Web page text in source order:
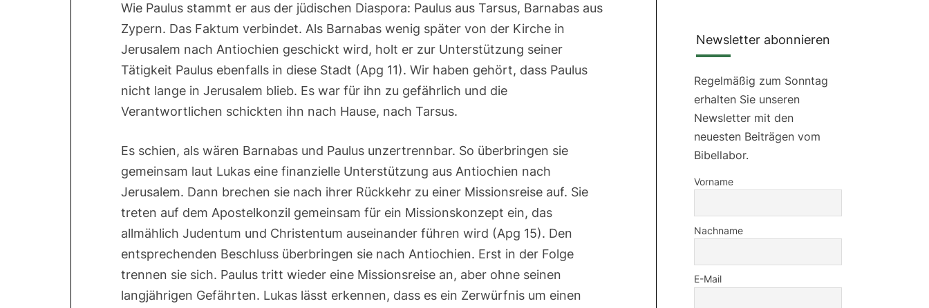
Wie Paulus stammt er aus der jüdischen Diaspora: Paulus aus Tarsus, Barnabas aus
Zypern. Das Faktum verbindet. Als Barnabas wenig später von der Kirche in
Jerusalem nach Antiochien geschickt wird, holt er zur Unterstützung seiner
Tätigkeit Paulus ebenfalls in diese Stadt (Apg 11). Wir haben gehört, dass Paulus
nicht lange in Jerusalem blieb. Es war für ihn zu gefährlich und die
Verantwortlichen schickten ihn nach Hause, nach Tarsus.
Es schien, als wären Barnabas und Paulus unzertrennbar. So überbringen sie
gemeinsam laut Lukas eine finanzielle Unterstützung aus Antiochien nach
Jerusalem. Dann brechen sie nach ihrer Rückkehr zu einer Missionsreise auf. Sie
treten auf dem Apostelkonzil gemeinsam für ein Missionskonzept ein, das
allmählich Judentum und Christentum auseinander führen wird (Apg 15). Den
entsprechenden Beschluss überbringen sie nach Antiochien. Erst in der Folge
trennen sie sich. Paulus tritt wieder eine Missionsreise an, aber ohne seinen
langjährigen Gefährten. Lukas lässt erkennen, dass es ein Zerwürfnis um einen
Newsletter abonnieren
Regelmäßig zum Sonntag
erhalten Sie unseren
Newsletter mit den
neuesten Beiträgen vom
Bibellabor.
Vorname
Nachname
E-Mail